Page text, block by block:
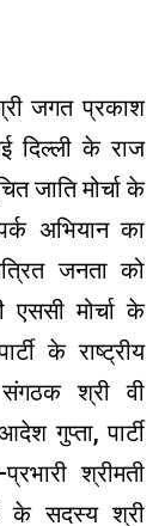
जगत प्रकाश
दिल्ली के राज
जाति मोर्चा के
अभियान का
जनता को
एससी मोर्चा के
के राष्ट्रीय
संगठक श्री वी
गुप्ता,पार्टी
प्रभारी श्रीमती
के सदस्य श्री